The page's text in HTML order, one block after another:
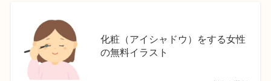
化粧（アイシャドウ）をする女性
の無料イラスト